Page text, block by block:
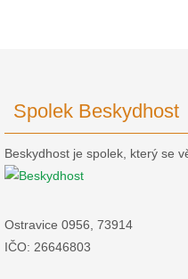
Spolek Beskydhost
Beskydhost je spolek, který se
Ostravice 0956, 73914
IČO: 26646803